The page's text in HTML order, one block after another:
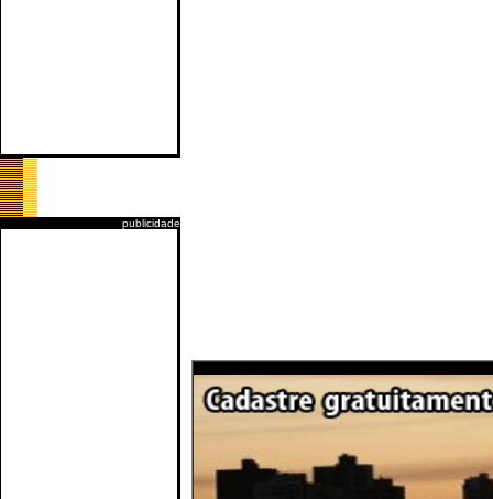
publicidade